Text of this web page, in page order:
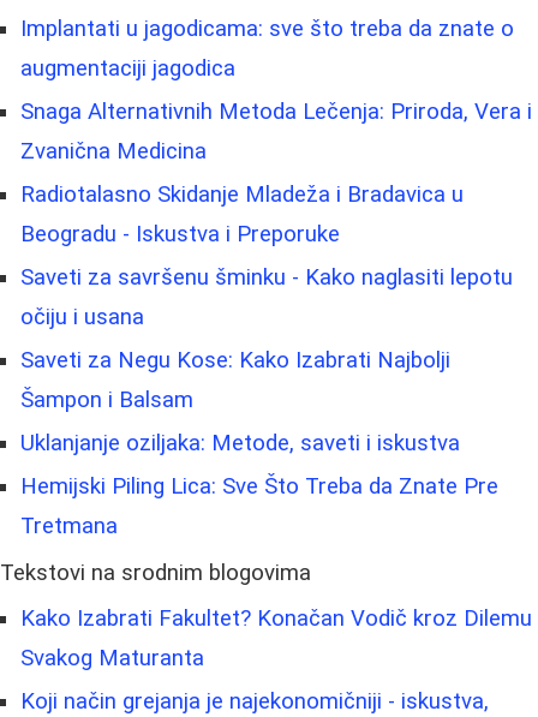
Implantati u jagodicama: sve što treba da znate o
augmentaciji jagodica
Snaga Alternativnih Metoda Lečenja: Priroda, Vera i
Zvanična Medicina
Radiotalasno Skidanje Mladeža i Bradavica u
Beogradu - Iskustva i Preporuke
Saveti za savršenu šminku - Kako naglasiti lepotu
očiju i usana
Saveti za Negu Kose: Kako Izabrati Najbolji
Šampon i Balsam
Uklanjanje oziljaka: Metode, saveti i iskustva
Hemijski Piling Lica: Sve Što Treba da Znate Pre
Tretmana
Tekstovi na srodnim blogovima
Kako Izabrati Fakultet? Konačan Vodič kroz Dilemu
Svakog Maturanta
Koji način grejanja je najekonomičniji - iskustva,